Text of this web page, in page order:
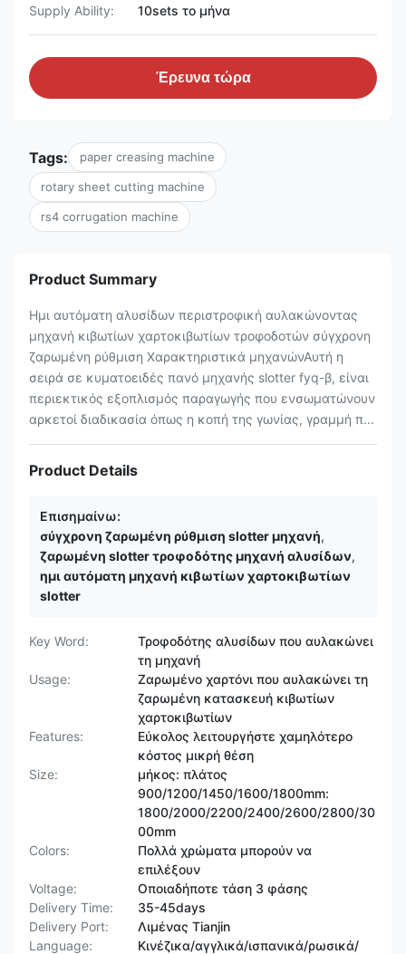
Supply Ability:
10sets το μήνα
Έρευνα τώρα
Tags: paper creasing machine
rotary sheet cutting machine
rs4 corrugation machine
Product Summary
Ημι αυτόματη αλυσίδων περιστροφική αυλακώνοντας
μηχανή κιβωτίων χαρτοκιβωτίων τροφοδοτών σύγχρονη
ζαρωμένη ρύθμιση Χαρακτηριστικά μηχανώνΑυτή η
σειρά σε κυματοειδές πανό μηχανής slotter fyq-β, είναι
περιεκτικός εξοπλισμός παραγωγής που ενσωματώνουν
αρκετοί διαδικασία όπως η κοπή της γωνίας, γραμμή π...
Product Details
Επισημαίνω:
σύγχρονη ζαρωμένη ρύθμιση slotter μηχανή,
ζαρωμένη slotter τροφοδότης μηχανή αλυσίδων,
ημι αυτόματη μηχανή κιβωτίων χαρτοκιβωτίων
slotter
Key Word:
Τροφοδότης αλυσίδων που αυλακώνει
τη μηχανή
Usage:
Ζαρωμένο χαρτόνι που αυλακώνει τη
ζαρωμένη κατασκευή κιβωτίων
χαρτοκιβωτίων
Features:
Εύκολος λειτουργήστε χαμηλότερο
κόστος μικρή θέση
Size:
μήκος: πλάτος
900/1200/1450/1600/1800mm:
1800/2000/2200/2400/2600/2800/30
00mm
Colors:
Πολλά χρώματα μπορούν να
επιλέξουν
Voltage:
Οποιαδήποτε τάση 3 φάσης
Delivery Time:
35-45days
Delivery Port:
Λιμένας Tianjin
Language:
Κινέζικα/αγγλικά/ισπανικά/ρωσικά/